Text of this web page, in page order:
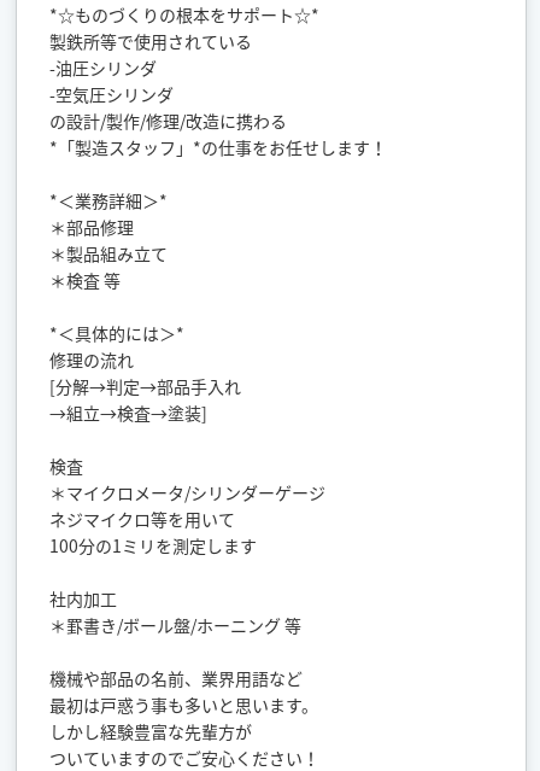
*☆ものづくりの根本をサポート☆*
製鉄所等で使用されている
-油圧シリンダ
-空気圧シリンダ
の設計/製作/修理/改造に携わる
*「製造スタッフ」*の仕事をお任せします！
*＜業務詳細＞*
＊部品修理
＊製品組み立て
＊検査 等
*＜具体的には＞*
修理の流れ
[分解→判定→部品手入れ
→組立→検査→塗装]
検査
＊マイクロメータ/シリンダーゲージ
ネジマイクロ等を用いて
100分の1ミリを測定します
社内加工
＊罫書き/ボール盤/ホーニング 等
機械や部品の名前、業界用語など
最初は戸惑う事も多いと思います。
しかし経験豊富な先輩方が
ついていますのでご安心ください！